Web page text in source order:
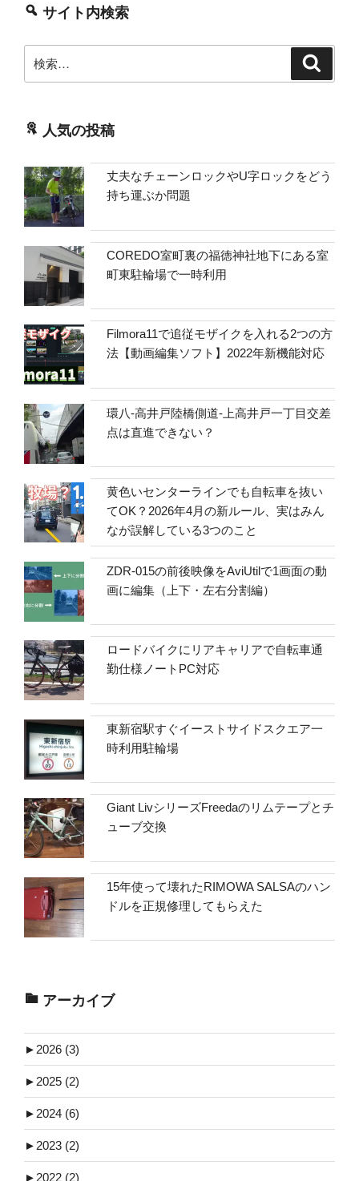
サイト内検索
索:
人気の投稿
丈夫なチェーンロックやU字ロックをどう
持ち運ぶか問題
COREDO室町裏の福徳神社地下にある室
町東駐輪場で一時利用
Filmora11で追従モザイクを入れる2つの方
法【動画編集ソフト】2022年新機能対応
環八-高井戸陸橋側道-上高井戸一丁目交差
点は直進できない？
黄色いセンターラインでも自転車を抜い
てOK？2026年4月の新ルール、実はみん
なが誤解している3つのこと
ZDR-015の前後映像をAviUtilで1画面の動
画に編集（上下・左右分割編）
ロードバイクにリアキャリアで自転車通
勤仕様ノートPC対応
東新宿駅すぐイーストサイドスクエア一
時利用駐輪場
Giant LivシリーズFreedaのリムテープとチ
ューブ交換
15年使って壊れたRIMOWA SALSAのハン
ドルを正規修理してもらえた
アーカイブ
► 2026 (3)
► 2025 (2)
► 2024 (6)
► 2023 (2)
► 2022 (2)